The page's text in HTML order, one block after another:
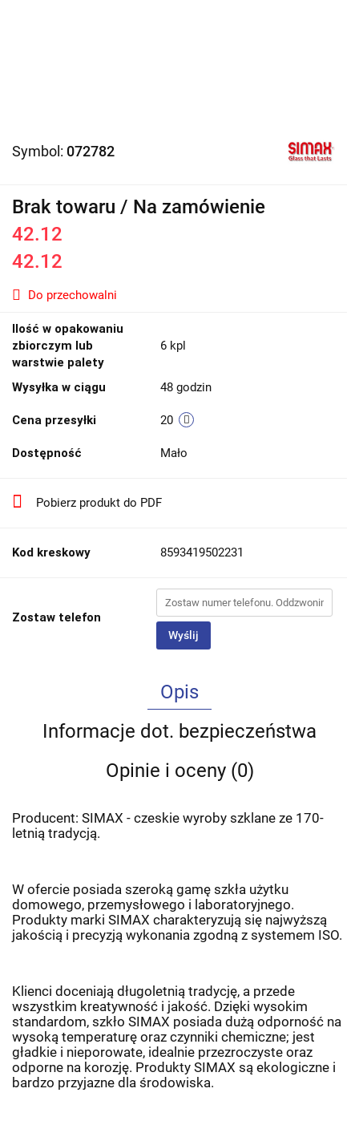
Symbol: 072782
Brak towaru / Na zamówienie
42.12
42.12
Do przechowalni
Ilość w opakowaniu
zbiorczym lub
warstwie palety
6 kpl
Wysyłka w ciągu 48 godzin
Cena przesyłki 20
Dostępność Mało
Pobierz produkt do PDF
Kod kreskowy 8593419502231
Zostaw telefon
Wyślij
Opis
Informacje dot. bezpieczeństwa
Opinie i oceny (0)
Producent: SIMAX - czeskie wyroby szklane ze 170-
letnią tradycją.
W ofercie posiada szeroką gamę szkła użytku
domowego, przemysłowego i laboratoryjnego.
Produkty marki SIMAX charakteryzują się najwyższą
jakością i precyzją wykonania zgodną z systemem ISO.
Klienci doceniają długoletnią tradycję, a przede
wszystkim kreatywność i jakość. Dzięki wysokim
standardom, szkło SIMAX posiada dużą odporność na
wysoką temperaturę oraz czynniki chemiczne; jest
gładkie i nieporowate, idealnie przezroczyste oraz
odporne na korozję. Produkty SIMAX są ekologiczne i
bardzo przyjazne dla środowiska.